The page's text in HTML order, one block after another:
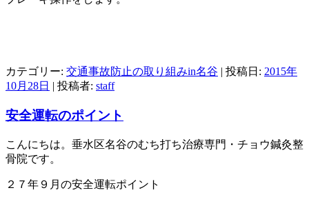
カテゴリー: 交通事故防止の取り組みin名谷 | 投稿日: 2015年
10月28日
投稿者: staff
安全運転のポイント
こんにちは。垂水区名谷のむち打ち治療専門・チョウ鍼灸整
骨院です。
２７年９月の安全運転ポイント